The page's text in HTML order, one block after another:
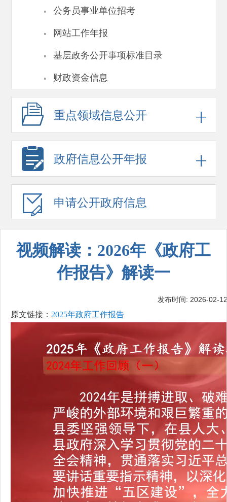
· 公务员事业单位招考
· 网站工作年报
· 基层政务公开事项标准目录
· 财政资金信息
重点领域信息公开
政府信息公开年报
申请公开政府信息
视频解读：2026年《政府工
作报告》解读一
发布时间: 2026-02-
原文链接： 2025年政府工作报告